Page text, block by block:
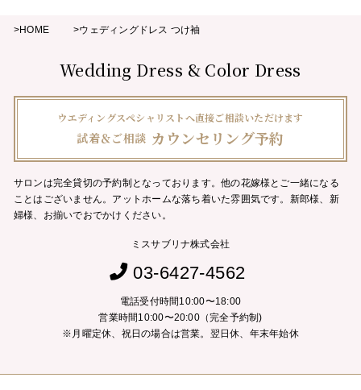
>HOME >ウェディングドレス つけ袖
Wedding Dress & Color Dress
ウエディングスペシャリストへ直接ご相談いただけます
試着＆ご相談 カウンセリング予約
サロンは完全貸切の予約制となっております。他の花嫁様とご一緒になる
ことはございません。 アットホームな落ち着いた雰囲気です。新郎様、新
婦様、お揃いでおでかけください。
ミスサブリナ株式会社
03-6427-4562
電話受付時間10:00〜18:00
営業時間10:00〜20:00（完全予約制)
※月曜定休、祝日の場合は営業。翌日休、年末年始休